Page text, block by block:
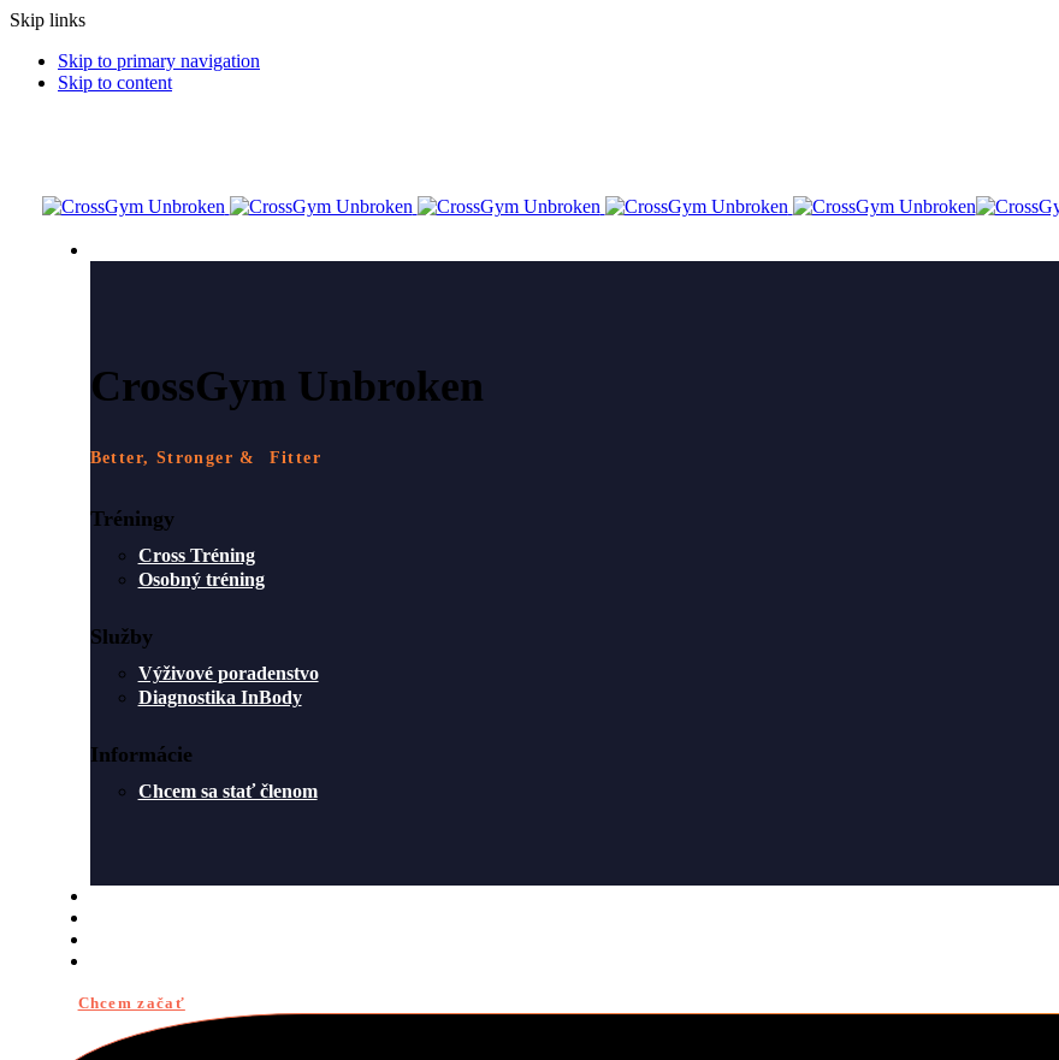
Skip links
Skip to primary navigation
Skip to content
CrossGym Unbroken
Better, Stronger & Fitter
Tréningy
Cross Tréning
Osobný tréning
Služby
Výživové poradenstvo
Diagnostika InBody
Informácie
Chcem sa stať členom
Chcem začať